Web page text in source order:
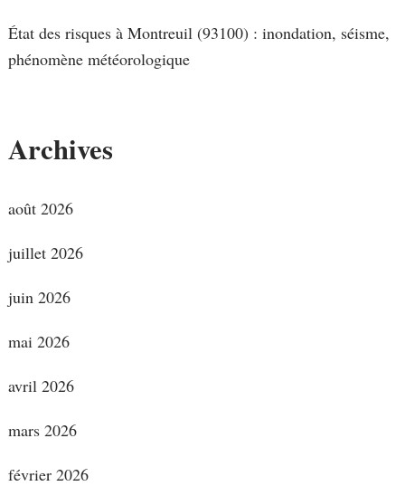
État des risques à Montreuil (93100) : inondation, séisme,
phénomène météorologique
Archives
août 2026
juillet 2026
juin 2026
mai 2026
avril 2026
mars 2026
février 2026